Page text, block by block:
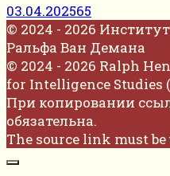
03.04.202565
© 2024 - 2026
Ральфа Ван Демана
© 2024 - 2026 Ralph
for Intelligence Studies
При копировании
обязательна.
The source link must